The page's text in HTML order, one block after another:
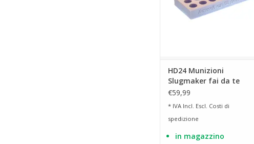
HD24 Munizioni
Slugmaker fai da te
cal.68 per T4E HDR 68
€59,99
* IVA Incl. Escl. Costi di
spedizione
in magazzino